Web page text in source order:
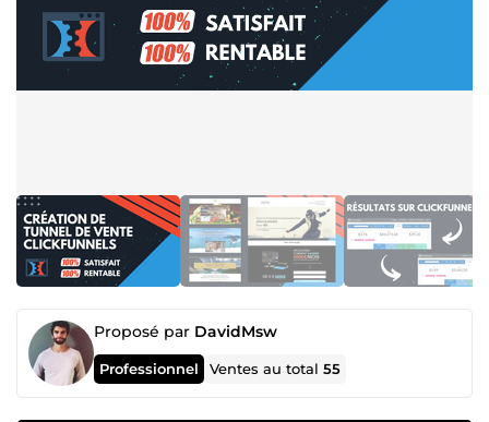
Proposé par DavidMsw
Professionnel Ventes au total55